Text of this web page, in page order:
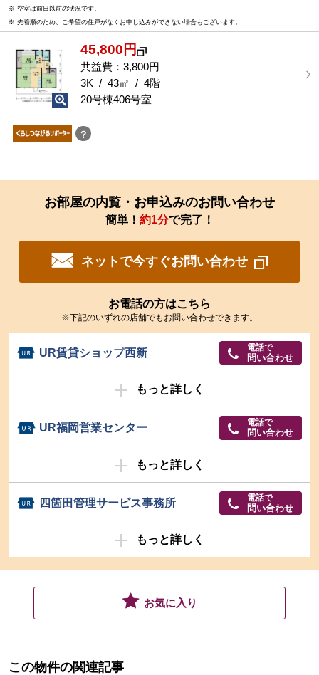
な
屋
を
選
す
※ 空室は前日以前の状況です。
※ 先着順のため、ご希望の住戸がなくお申し込みができない場合もございます。
45,800円
共益費：3,800円
3K / 43㎡ / 4階
20号棟406号室
？
お部屋の内覧・お申込みのお問い合わせ
簡単！ 約1分で完了！
ネットで今すぐお問い合わせ
お電話の方はこちら
※下記のいずれの店舗でもお問い合わせできます。
UR賃貸ショップ西新 電話で
問い合わせ
もっと詳しく
UR福岡営業センター 電話で
問い合わせ
もっと詳しく
四箇田管理サービス事務所 電話で
問い合わせ
もっと詳しく
お気に入り
この物件の関連記事